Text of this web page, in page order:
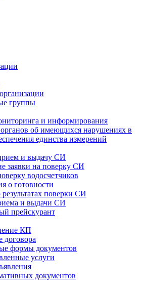
группы
и информирования
об имеющихся нарушениях в
единства измерений
и выдачу СИ
заявки на поверку СИ
водосчетчиков
о готовности
поверки СИ
и выдачи СИ
прейскурант
КП
договора
формы документов
услуги
документов